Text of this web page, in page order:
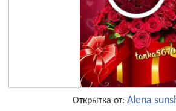
Открытка от: Alena